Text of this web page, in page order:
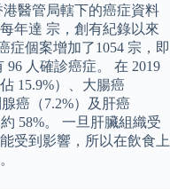
醫管局轄下的癌症資料
年達 宗，創有紀錄以來
症個案增加了1054 宗，即
人確診癌症。 在 2019
15.9%）、大腸癌
腺癌（7.2%）及肝癌
58%。 一旦肝臟組織受
受到影響，所以在飲食上